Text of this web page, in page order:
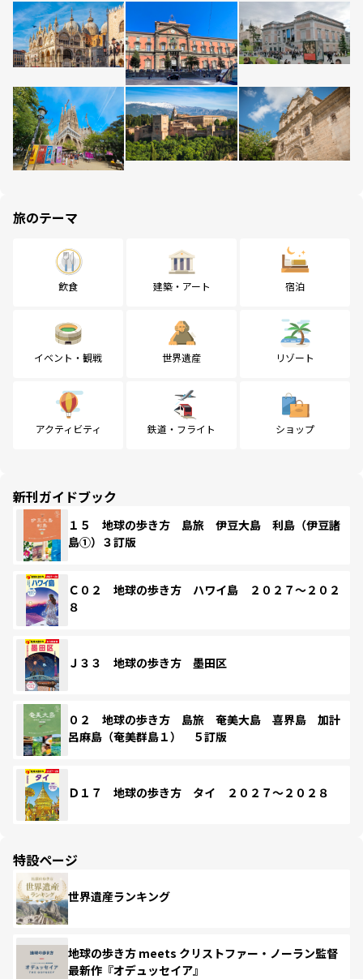
旅のテーマ
飲食 建築・アート 宿泊
イベント・観戦 世界遺産 リゾート
アクティビティ 鉄道・フライト ショップ
新刊ガイドブック
１５ 地球の歩き方 島旅 伊豆大島 利島（伊豆諸
島①）３訂版
Ｃ０２ 地球の歩き方 ハワイ島 ２０２７～２０２
８
Ｊ３３ 地球の歩き方 墨田区
０２ 地球の歩き方 島旅 奄美大島 喜界島 加計
呂麻島（奄美群島１） ５訂版
Ｄ１７ 地球の歩き方 タイ ２０２７～２０２８
特設ページ
世界遺産ランキング
地球の歩き方 meets クリストファー・ノーラン監督
最新作『オデュッセイア』